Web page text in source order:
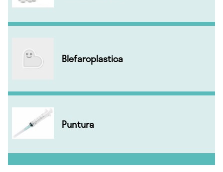
Blefaroplastica
Puntura